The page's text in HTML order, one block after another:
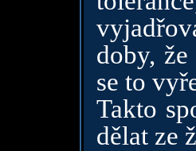
doby,
se to
Takto
dělat ze